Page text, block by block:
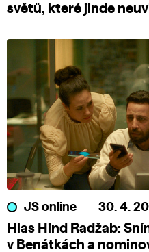
světů, které jinde
JS online 30. 4.
Hlas Hind Radžab:
v Benátkách a